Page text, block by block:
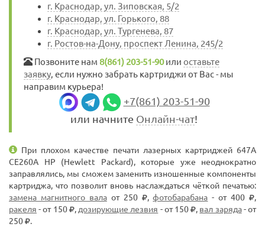
г. Краснодар, ул. Зиповская, 5/2
г. Краснодар, ул. Горького, 88
г. Краснодар, ул. Тургенева, 87
г. Ростов-на-Дону, проспект Ленина, 245/2
Позвоните нам 8(861) 203-51-90или оставьте
заявку, если нужно забрать картриджи от Вас - мы
направим курьера!
+7(861) 203-51-90
или начните Онлайн-чат!
При плохом качестве печати лазерных картриджей 647A
CE260A HP (Hewlett Packard), которые уже неоднократно
заправлялись, мы сможем заменить изношенные компоненты
картриджа, что позволит вновь наслаждаться чёткой печатью:
замена магнитного валаот 250 ,фотобарабана - от 400
,
ракеля - от 150 ,дозирующие лезвия - от 150 , вал заряда- от
250
.